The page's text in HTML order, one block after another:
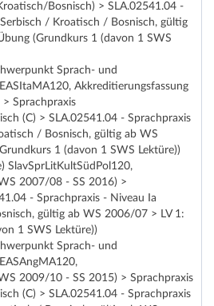
Bosnisch) > SLA.02541.04 -
/ Kroatisch / Bosnisch, gültig
(Grundkurs 1 (davon 1 SWS
Sprach- und
Akkreditierungsfassung
Sprachpraxis
(C) > SLA.02541.04 - Sprachpraxis
/ Bosnisch, gültig ab WS
1 (davon 1 SWS Lektüre))
SlavSprLitKultSüdPol120,
2007/08 - SS 2016) >
- Sprachpraxis - Niveau Ia
gültig ab WS 2006/07 > LV 1:
1 SWS Lektüre))
Sprach- und
2009/10 - SS 2015) > Sprachpraxis
(C) > SLA.02541.04 - Sprachpraxis